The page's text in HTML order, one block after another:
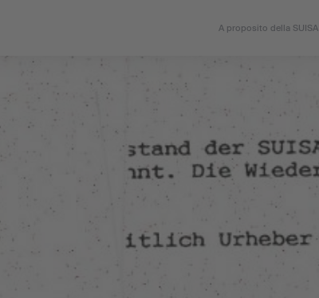
A proposito della SUISA